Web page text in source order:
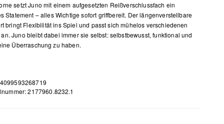
setzt Juno mit einem aufgesetzten Reißverschlussfach ein
Statement – alles Wichtige sofort griffbereit. Der längenverstellbare
bringt Flexibilität ins Spiel und passt sich mühelos verschiedenen
Juno bleibt dabei immer sie selbst: selbstbewusst, funktional und
Überraschung zu haben.
2177960.8232.1